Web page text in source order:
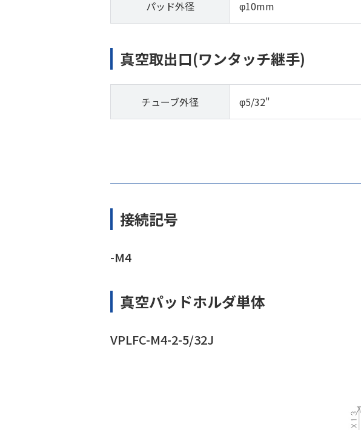
パッド外径 φ10mm
真空取出口(ワンタッチ継手)
チューブ外径 φ5/32"
接続記号
-M4
真空パッドホルダ単体
VPLFC-M4-2-5/32J